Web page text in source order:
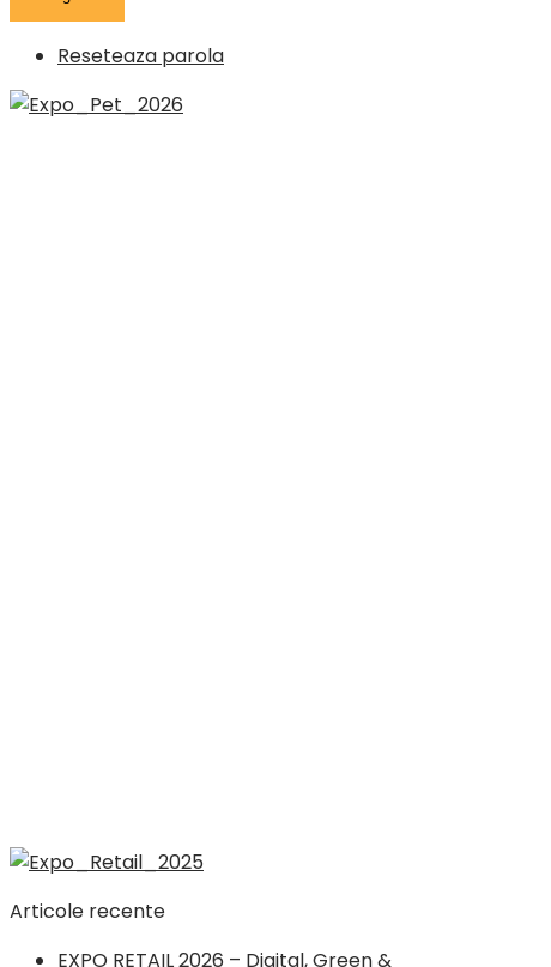
Reseteaza parola
Articole recente
EXPO RETAIL 2026 – Digital, Green &